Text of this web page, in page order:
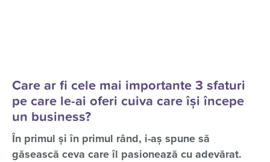
Care ar fi cele mai importante 3 sfaturi
pe care le-ai oferi cuiva care își începe
un business?
În primul și în primul rând, i-aș spune să
găsească ceva care îl pasionează cu adevărat.